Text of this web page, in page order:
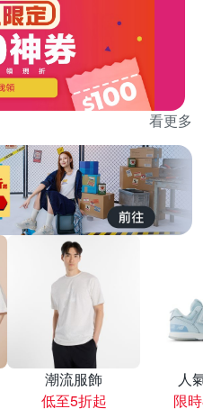
看更多
潮流服飾
低至5折起
人
限